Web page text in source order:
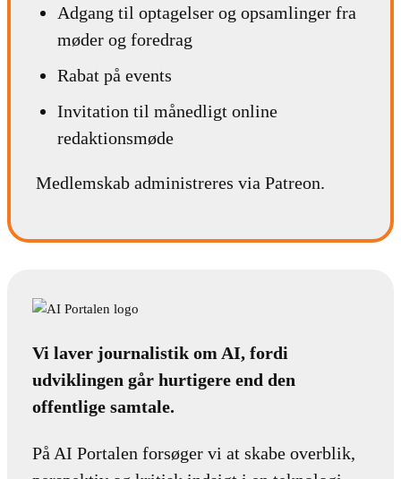
Adgang til optagelser og opsamlinger fra
møder og foredrag
Rabat på events
Invitation til månedligt online
redaktionsmøde
Medlemskab administreres via Patreon.
Vi laver journalistik om AI, fordi
udviklingen går hurtigere end den
offentlige samtale.
På AI Portalen forsøger vi at skabe overblik,